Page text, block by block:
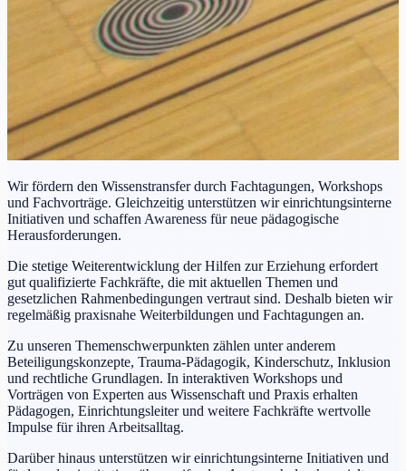
Wir fördern den Wissenstransfer durch Fachtagungen, Workshops
und Fachvorträge. Gleichzeitig unterstützen wir einrichtungsinterne
Initiativen und schaffen Awareness für neue pädagogische
Herausforderungen.
Die stetige Weiterentwicklung der Hilfen zur Erziehung erfordert
gut qualifizierte Fachkräfte, die mit aktuellen Themen und
gesetzlichen Rahmenbedingungen vertraut sind. Deshalb bieten wir
regelmäßig praxisnahe Weiterbildungen und Fachtagungen an.
Zu unseren Themenschwerpunkten zählen unter anderem
Beteiligungskonzepte, Trauma-Pädagogik, Kinderschutz, Inklusion
und rechtliche Grundlagen. In interaktiven Workshops und
Vorträgen von Experten aus Wissenschaft und Praxis erhalten
Pädagogen, Einrichtungsleiter und weitere Fachkräfte wertvolle
Impulse für ihren Arbeitsalltag.
Darüber hinaus unterstützen wir einrichtungsinterne Initiativen und